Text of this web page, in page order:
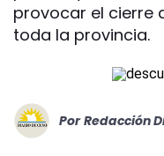
provocar el cierre
toda la provincia.
Por Redacción